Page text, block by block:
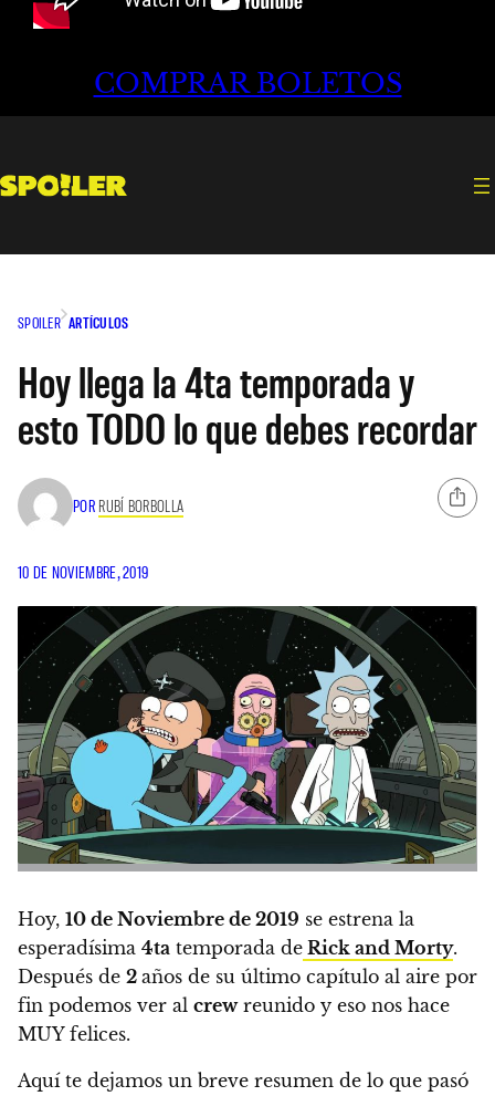
COMPRAR BOLETOS
SPOILER ARTÍCULOS
Hoy llega la 4ta temporada y
esto TODO lo que debes recordar
POR RUBÍ BORBOLLA
10 DE NOVIEMBRE, 2019
Hoy, 10 de Noviembre de 2019 se estrena la
esperadísima 4ta temporada de Rick and Morty.
Después de 2 años de su último capítulo al aire por
fin podemos ver al crewreunido y eso nos hace
MUY felices.
Aquí te dejamos un breve resumen de lo que pasó